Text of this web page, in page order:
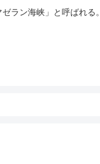
ラン海峡」と呼ばれる。